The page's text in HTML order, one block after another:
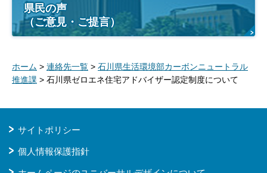
県民の声
（ご意見・ご提言）
ホーム > 連絡先一覧 > 石川県生活環境部カーボンニュートラル
推進課 > 石川県ゼロエネ住宅アドバイザー認定制度について
サイトポリシー
個人情報保護指針